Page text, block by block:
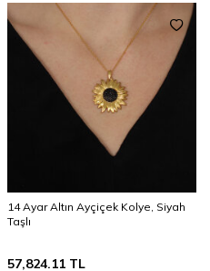
14 Ayar Altın Ayçiçek Kolye, Siyah
Taşlı
57,824.11 TL